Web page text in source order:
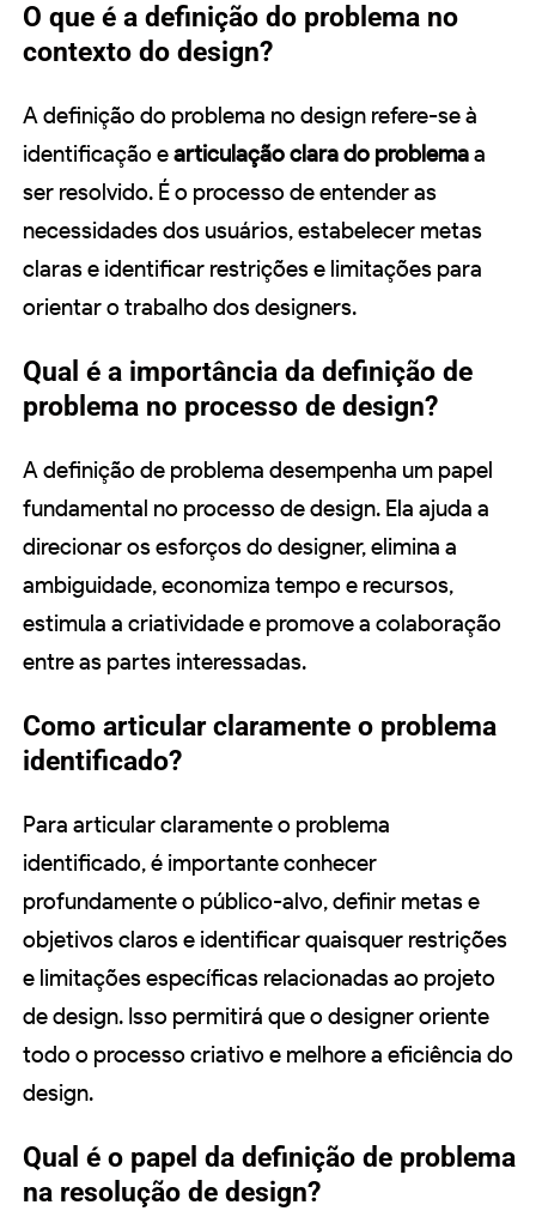
O que é a definição do problema no
contexto do design?
A definição do problema no design refere-se à
identificação earticulação clara do problemaa
ser resolvido. É o processo de entender as
necessidades dos usuários, estabelecer metas
claras e identificar restrições e limitações para
orientar o trabalho dos designers.
Qual é a importância da definição de
problema no processo de design?
A definição de problema desempenha um papel
fundamental no processo de design. Ela ajuda a
direcionar os esforços do designer, elimina a
ambiguidade, economiza tempo e recursos,
estimula a criatividade e promove a colaboração
entre as partes interessadas.
Como articular claramente o problema
identificado?
Para articular claramente o problema
identificado, é importante conhecer
profundamente o público-alvo, definir metas e
objetivos claros e identificar quaisquer restrições
e limitações específicas relacionadas ao projeto
de design. Isso permitirá que o designer oriente
todo o processo criativo e melhore a eficiência do
design.
Qual é o papel da definição de problema
na resolução de design?